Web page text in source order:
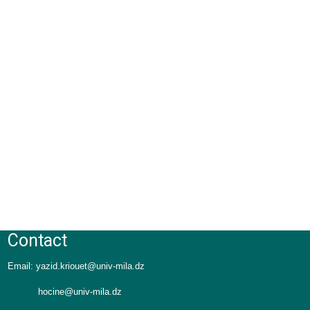
Contact
Email: yazid.kriouet@univ-mila.dz
hocine@univ-mila.dz